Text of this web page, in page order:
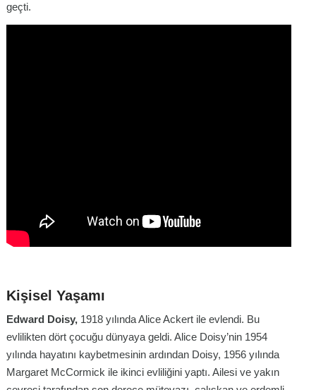
geçti.
Kişisel Yaşamı
Edward Doisy, 1918 yılında Alice Ackert ile evlendi. Bu
evlilikten dört çocuğu dünyaya geldi. Alice Doisy’nin 1954
yılında hayatını kaybetmesinin ardından Doisy, 1956 yılında
Margaret McCormick ile ikinci evliliğini yaptı. Ailesi ve yakın